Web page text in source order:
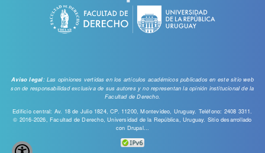
Aviso legal: Las opiniones vertidas en los artículos académicos publicados en este sitio web
son de responsabilidad exclusiva de sus autores y no representan la opinión institucional de la
Facultad de Derecho.
Edificio central: Av. 18 de Julio 1824, CP. 11200, Montevideo, Uruguay. Teléfono: 2408 3311.
© 2016-2026, Facultad de Derecho, Universidad de la República, Uruguay. Sitio desarrollado
con Drupal...